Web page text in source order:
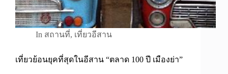
In สถานที่, เที่ยวอีสาน
เที่ยวย้อนยุคที่สุดในอีสาน “ตลาด 100 ปี เมืองย่า”